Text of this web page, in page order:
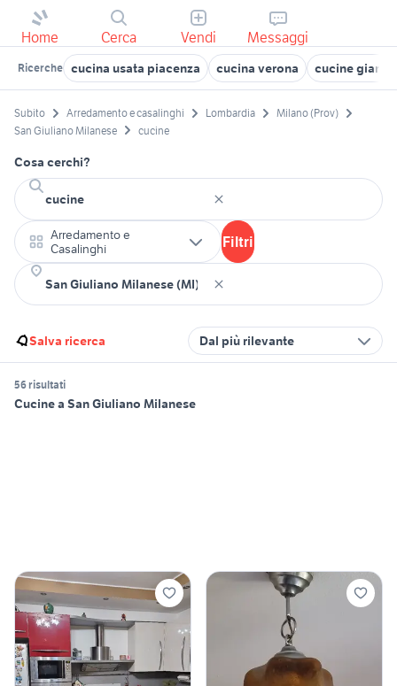
Home Cerca Vendi Messaggi
Ricerche cucina usata piacenza cucina verona cucine giarre
Subito Arredamento e casalinghi Lombardia
Milano (Prov)
San Giuliano Milanese
cucine
Cosa cerchi?
Arredamento e
Casalinghi
Filtri
Salva ricerca Dal più rilevante
56 risultati
Cucine a San Giuliano Milanese